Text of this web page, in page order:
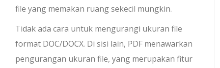
file yang memakan ruang sekecil mungkin.
Tidak ada cara untuk mengurangi ukuran file
format DOC/DOCX. Di sisi lain, PDF menawarkan
pengurangan ukuran file, yang merupakan fitur